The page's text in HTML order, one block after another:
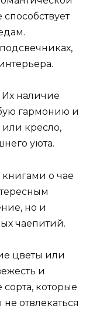
Их наличие
гармонию и
кресло,
уюта.
о чае
но и
чаепитий.
цветы или
и
которые
отвлекаться